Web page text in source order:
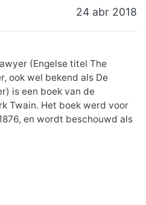
24 abr 2018
(Engelse titel The
ook wel bekend als De
is een boek van de
Twain. Het boek werd voor
en wordt beschouwd als